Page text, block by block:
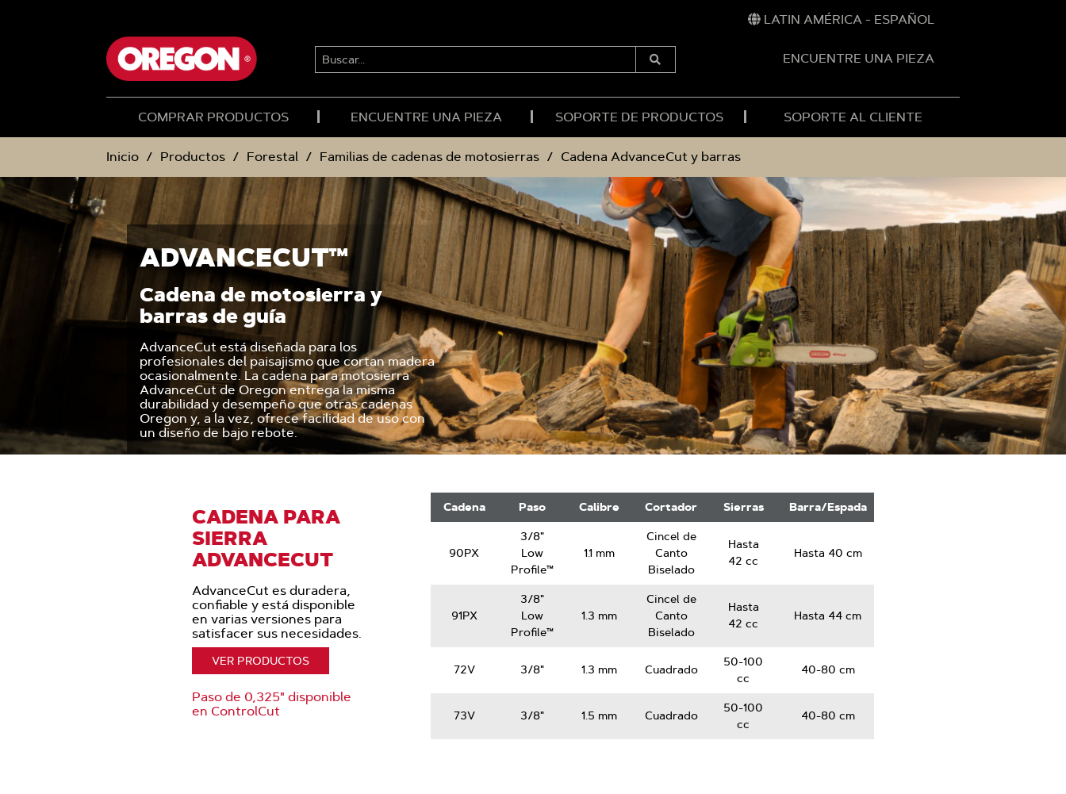
LATIN AMÉRICA - ESPAÑOL
BUSCAR...
Enviar
ENCUENTRE UNA PIEZA
COMPRAR PRODUCTOS ENCUENTRE UNA PIEZA SOPORTE DE PRODUCTOS SOPORTE AL CLIENTE
Inicio Productos Forestal Familias de cadenas de motosierras Cadena AdvanceCut y barras
ADVANCECUT™
Cadena de motosierra y
barras de guía
AdvanceCut está diseñada para los
profesionales del paisajismo que cortan madera
ocasionalmente. La cadena para motosierra
AdvanceCut de Oregon entrega la misma
durabilidad y desempeño que otras cadenas
Oregon y, a la vez, ofrece facilidad de uso con
un diseño de bajo rebote.
CADENA PARA
SIERRA
ADVANCECUT
AdvanceCut es duradera,
confiable y está disponible
en varias versiones para
satisfacer sus necesidades.
VER PRODUCTOS
Paso de 0,325" disponible
en ControlCut
para
sierra
Cadena Paso Calibre Cortador Sierras Barra/Espada
90PX
3/8"
Low
Profile™
1.1 mm
Cincel de
Canto
Biselado
Hasta
42 cc
Hasta 40 cm
91PX
3/8"
Low
Profile™
1.3 mm
Cincel de
Canto
Biselado
Hasta
42 cc
Hasta 44 cm
72V 3/8" 1.3 mm Cuadrado
50-100
cc
40-80 cm
73V 3/8" 1.5 mm Cuadrado
50-100
cc
40-80 cm